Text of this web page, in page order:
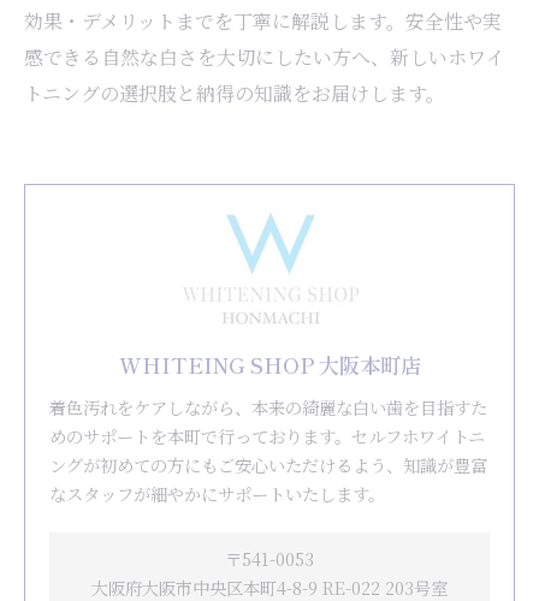
効果・デメリットまでを丁寧に解説します。安全性や実
感できる自然な白さを大切にしたい方へ、新しいホワイ
トニングの選択肢と納得の知識をお届けします。
WHITEING SHOP 大阪本町店
着色汚れをケアしながら、本来の綺麗な白い歯を目指すた
めのサポートを本町で行っております。セルフホワイトニ
ングが初めての方にもご安心いただけるよう、知識が豊富
なスタッフが細やかにサポートいたします。
〒541-0053
大阪府大阪市中央区本町4-8-9 RE-022 203号室